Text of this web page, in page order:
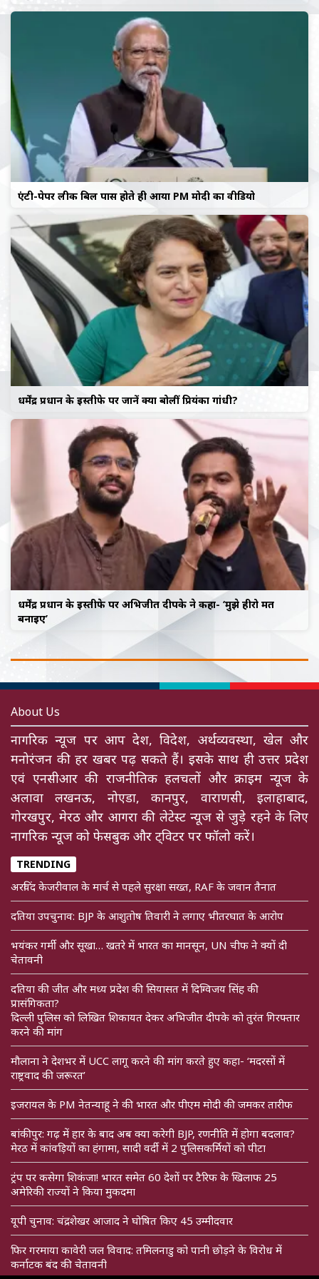
एंटी-पेपर लीक बिल पास होते ही आया PM मोदी का वीडियो
धर्मेंद्र प्रधान के इस्तीफे पर जानें क्या बोलीं प्रियंका गांधी?
धर्मेंद्र प्रधान के इस्तीफे पर अभिजीत दीपके ने कहा- ‘मुझे हीरो मत
बनाइए’
About Us
नागरिक न्यूज पर आप देश, विदेश, अर्थव्यवस्था, खेल और
मनोरंजन की हर खबर पढ़ सकते हैं। इसके साथ ही उत्तर प्रदेश
एवं एनसीआर की राजनीतिक हलचलों और क्राइम न्यूज के
अलावा लखनऊ, नोएडा, कानपुर, वाराणसी, इलाहाबाद,
गोरखपुर, मेरठ और आगरा की लेटेस्ट न्यूज से जुड़े रहने के लिए
नागरिक न्यूज को फेसबुक और ट्विटर पर फॉलो करें।
TRENDING
अरविंद केजरीवाल के मार्च से पहले सुरक्षा सख्त, RAF के जवान तैनात
दतिया उपचुनाव: BJP के आशुतोष तिवारी ने लगाए भीतरघात के आरोप
भयंकर गर्मी और सूखा… खतरे में भारत का मानसून, UN चीफ ने क्यों दी
चेतावनी
दतिया की जीत और मध्य प्रदेश की सियासत में दिग्विजय सिंह की
प्रासंगिकता?
दिल्ली पुलिस को लिखित शिकायत देकर अभिजीत दीपके को तुरंत गिरफ्तार
करने की मांग
मौलाना ने देशभर में UCC लागू करने की मांग करते हुए कहा- ‘मदरसों में
राष्ट्रवाद की जरूरत’
इजरायल के PM नेतन्याहू ने की भारत और पीएम मोदी की जमकर तारीफ
बांकीपुर: गढ़ में हार के बाद अब क्या करेगी BJP, रणनीति में होगा बदलाव?
मेरठ में कांवड़ियों का हंगामा, सादी वर्दी में 2 पुलिसकर्मियों को पीटा
ट्रंप पर कसेगा शिकंजा! भारत समेत 60 देशों पर टैरिफ के खिलाफ 25
अमेरिकी राज्यों ने किया मुकदमा
यूपी चुनाव: चंद्रशेखर आजाद ने घोषित किए 45 उम्मीदवार
फिर गरमाया कावेरी जल विवाद: तमिलनाडु को पानी छोड़ने के विरोध में
कर्नाटक बंद की चेतावनी